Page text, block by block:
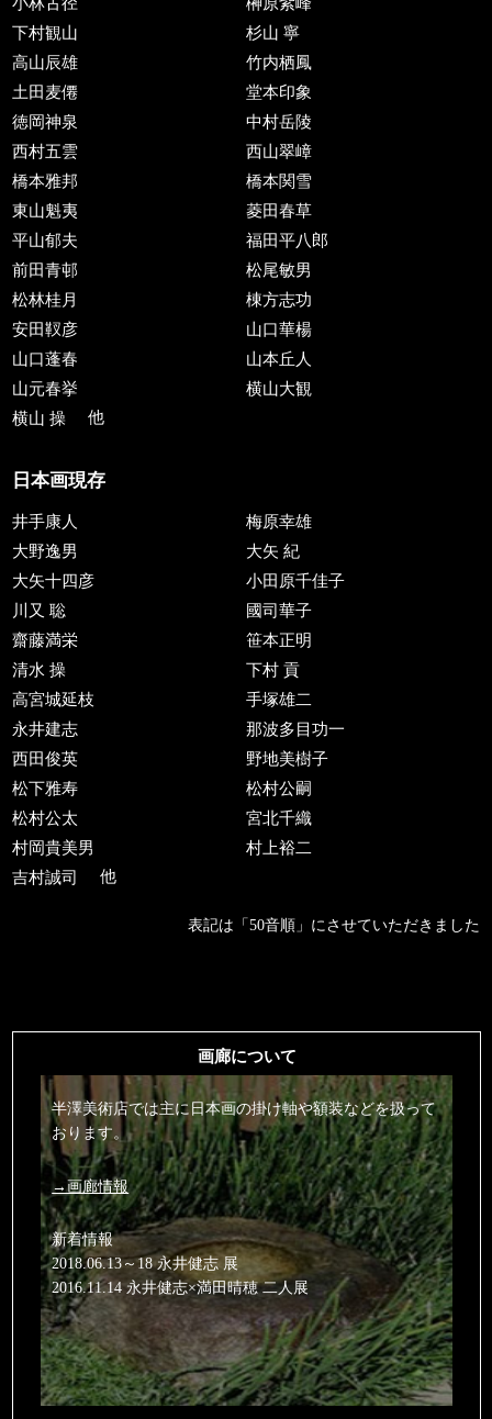
下村観山
杉山 寧
高山辰雄
竹内栖鳳
土田麦僊
堂本印象
徳岡神泉
中村岳陵
西村五雲
西山翠嶂
橋本雅邦
橋本関雪
東山魁夷
菱田春草
平山郁夫
福田平八郎
前田青邨
松尾敏男
松林桂月
棟方志功
安田靫彦
山口華楊
山口蓬春
山本丘人
山元春挙
横山大観
横山 操
他
日本画現存
井手康人
梅原幸雄
大野逸男
大矢 紀
大矢十四彦
小田原千佳子
川又 聡
國司華子
齋藤満栄
笹本正明
清水 操
下村 貢
高宮城延枝
手塚雄二
永井建志
那波多目功一
西田俊英
野地美樹子
松下雅寿
松村公嗣
松村公太
宮北千織
村岡貴美男
村上裕二
吉村誠司
他
表記は「50音順」にさせていただきました
画廊について
半澤美術店では主に日本画の掛け軸や額装などを扱って
おります。
→画廊情報
新着情報
2018.06.13～18 永井健志 展
2016.11.14 永井健志×満田晴穂 二人展